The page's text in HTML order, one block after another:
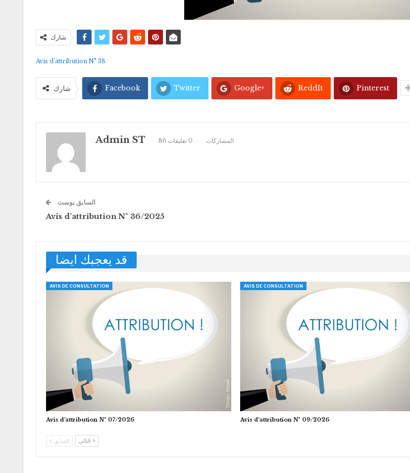
شارك
Avis d’attribution N° 38
شارك Facebook Twitter Google+ ReddIt Pinterest
Admin ST 86 المشاركات 0 تعليقات
السابق بوست
Avis d’attribution N° 36/2025
قد يعجبك ايضا
AVIS DE CONSULTATION
Avis d’attribution N° 07/2026
AVIS DE CONSULTATION
Avis d’attribution N° 09/2026
السابق